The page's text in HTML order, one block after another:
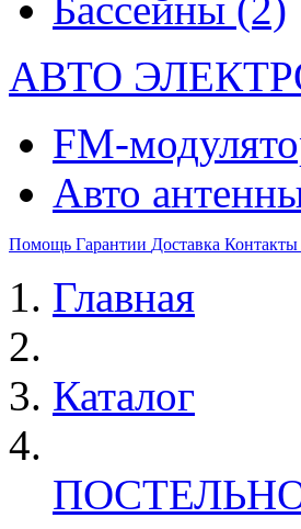
АВТО
FM-
Авто
Помощь Гарантии Доставка Контакты
Главная
Каталог